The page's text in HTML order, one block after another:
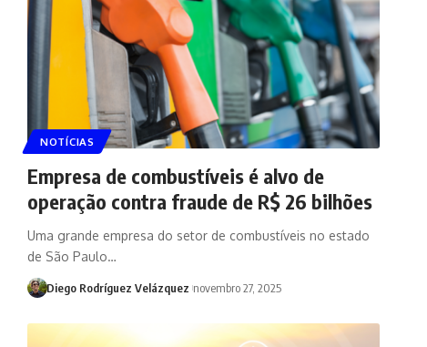
NOTÍCIAS
Empresa de combustíveis é alvo de
operação contra fraude de R$ 26 bilhões
Uma grande empresa do setor de combustíveis no estado
de São Paulo…
Diego Rodríguez Velázquez novembro 27, 2025